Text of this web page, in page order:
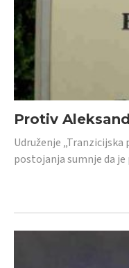
Protiv
Udruženje
postojanja sumnje da